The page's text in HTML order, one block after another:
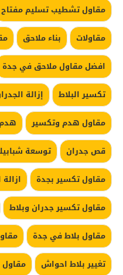
مقاول تشطيب تسليم مفتاح
مقاولات
بناء ملاحق
افضل مقاول ملاحق في جدة
تكسير البلاط
إزالة
مقاول هدم وتكسير
قص جدران
توسعة
مقاول تكسير بجدة
ازالة
مقاول تكسير جدران وبلاط
مقاول بلاط في جدة
تغيير بلاط احواش